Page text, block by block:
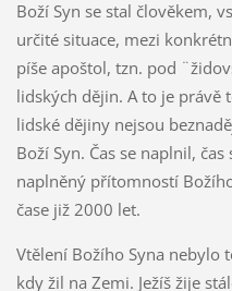
Boží Syn se stal člověkem,
určité situace, mezi
píše apoštol, tzn. pod
lidských dějin. A to je právě
lidské dějiny nejsou
Boží Syn. Čas se naplnil,
naplněný přítomností
čase již 2000 let.
Vtělení Božího Syna nebylo
kdy žil na Zemi. Ježíš žije